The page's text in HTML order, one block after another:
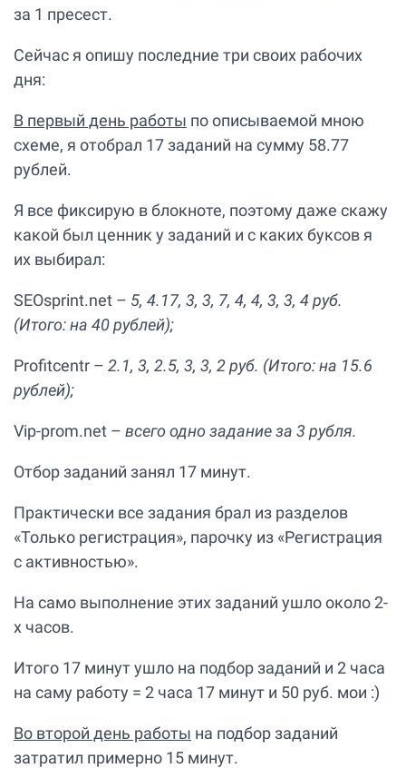
за 1 пресест.
Сейчас я опишу последние три своих рабочих
дня:
В первый день работы по описываемой мною
схеме, я отобрал 17 заданий на сумму 58.77
рублей.
Я все фиксирую в блокноте, поэтому даже скажу
какой был ценник у заданий и с каких буксов я
их выбирал:
SEOsprint.net – 5, 4.17, 3, 3, 7, 4, 4, 3, 3, 4 руб.
(Итого: на 40 рублей);
Profitcentr – 2.1, 3, 2.5, 3, 3, 2 руб. (Итого: на 15.6
рублей);
Vip-prom.net – всего одно задание за 3 рубля.
Отбор заданий занял 17 минут.
Практически все задания брал из разделов
«Только регистрация», парочку из «Регистрация
с активностью».
На само выполнение этих заданий ушло около 2-
х часов.
Итого 17 минут ушло на подбор заданий и 2 часа
на саму работу = 2 часа 17 минут и 50 руб. мои :)
Во второй день работы на подбор заданий
затратил примерно 15 минут.